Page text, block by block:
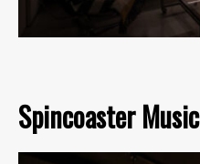
Spincoaster